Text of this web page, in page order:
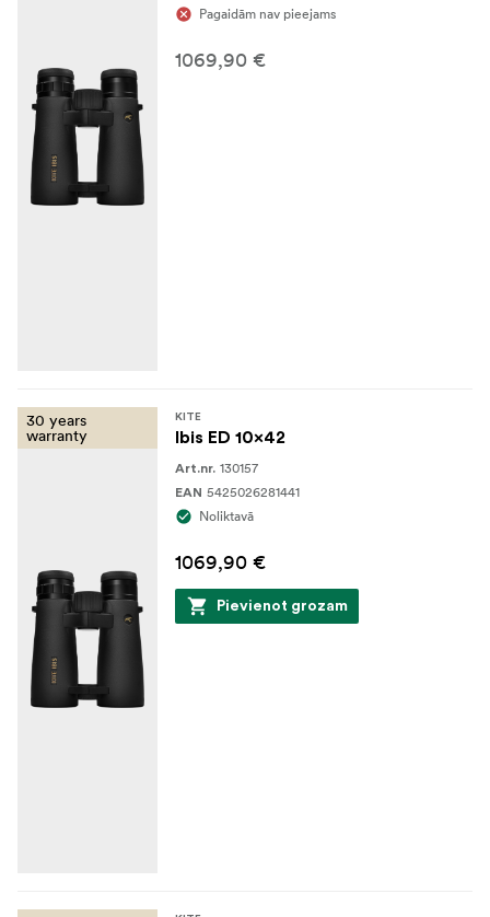
Pagaidām nav pieejams
1069,90 €
30 years
warranty
KITE
Ibis ED 10x42
Art.nr. 130157
EAN 5425026281441
Noliktavā
1069,90 €
Pievienot grozam